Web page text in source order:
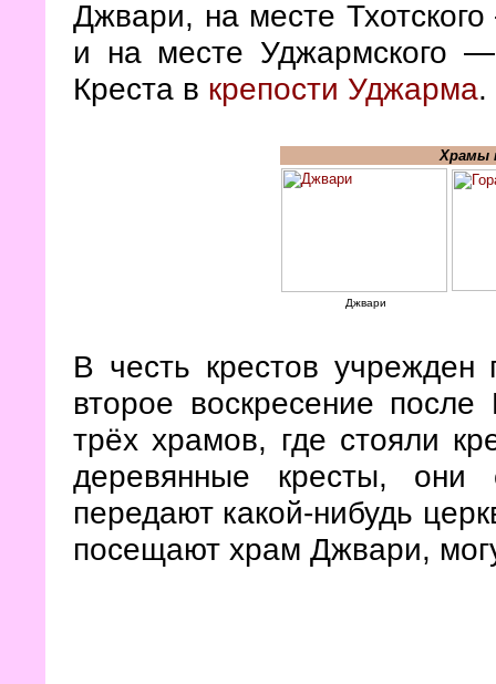
Джвари, на месте
и на месте Уджармского
Креста в крепости Уджарма.
Храмы
Джвари
В честь крестов учрежден
второе воскресение
трёх храмов, где стояли
деревянные кресты,
передают какой-нибудь
посещают храм Джвари,